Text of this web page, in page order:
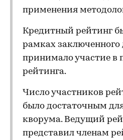
применения
Кредитный рейтинг
рамках заключенного
принимало участие в
рейтинга.
Число участников
было достаточным
кворума. Ведущий
представил членам